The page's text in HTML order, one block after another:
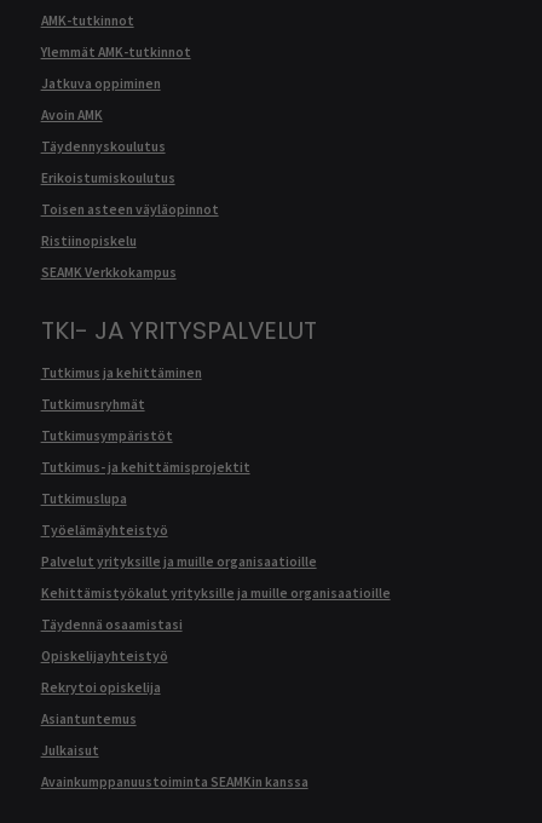
AMK-tutkinnot
Ylemmät AMK-tutkinnot
Jatkuva oppiminen
Avoin AMK
Täydennyskoulutus
Erikoistumiskoulutus
Toisen asteen väyläopinnot
Ristiinopiskelu
SEAMK Verkkokampus
TKI- JA YRITYSPALVELUT
Tutkimus ja kehittäminen
Tutkimusryhmät
Tutkimusympäristöt
Tutkimus- ja kehittämisprojektit
Tutkimuslupa
Työelämäyhteistyö
Palvelut yrityksille ja muille organisaatioille
Kehittämistyökalut yrityksille ja muille organisaatioille
Täydennä osaamistasi
Opiskelijayhteistyö
Rekrytoi opiskelija
Asiantuntemus
Julkaisut
Avainkumppanuustoiminta SEAMKin kanssa